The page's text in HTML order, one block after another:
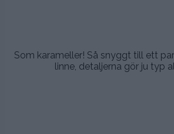
Som karameller! Så snyggt till ett
linne, detaljerna gör ju typ